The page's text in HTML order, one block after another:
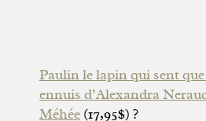
Paulin le lapin qui sent que
ennuis d’Alexandra
Méhée (17,95$) ?